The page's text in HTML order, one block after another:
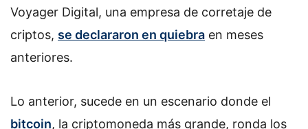
Voyager Digital, una empresa de corretaje de
criptos, se declararon en quiebra en meses
anteriores.
Lo anterior, sucede en un escenario donde el
bitcoin, la criptomoneda más grande, ronda los